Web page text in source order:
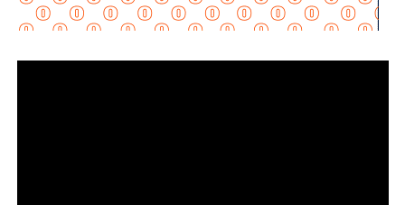
“No es un tema de persecución ni de cacería. Al contrario,
buscamos que ellos mismos nos ayuden a que la